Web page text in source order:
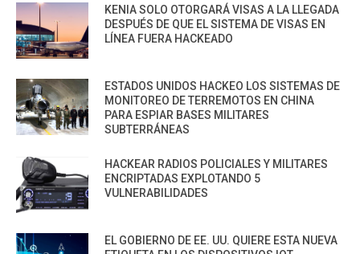
KENIA SOLO OTORGARÁ VISAS A LA LLEGADA
DESPUÉS DE QUE EL SISTEMA DE VISAS EN
LÍNEA FUERA HACKEADO
ESTADOS UNIDOS HACKEO LOS SISTEMAS DE
MONITOREO DE TERREMOTOS EN CHINA
PARA ESPIAR BASES MILITARES
SUBTERRÁNEAS
HACKEAR RADIOS POLICIALES Y MILITARES
ENCRIPTADAS EXPLOTANDO 5
VULNERABILIDADES
EL GOBIERNO DE EE. UU. QUIERE ESTA NUEVA